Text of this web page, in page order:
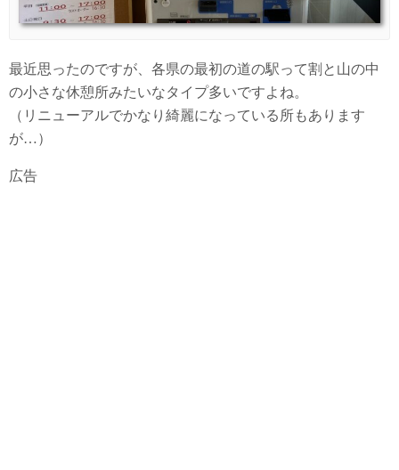
最近思ったのですが、各県の最初の道の駅って割と山の中
の小さな休憩所みたいなタイプ多いですよね。
（リニューアルでかなり綺麗になっている所もあります
が…）
広告